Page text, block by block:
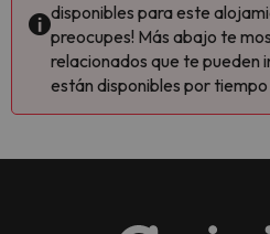
disponibles para este
preocupes! Más abajo te
relacionados que te pueden
están disponibles por